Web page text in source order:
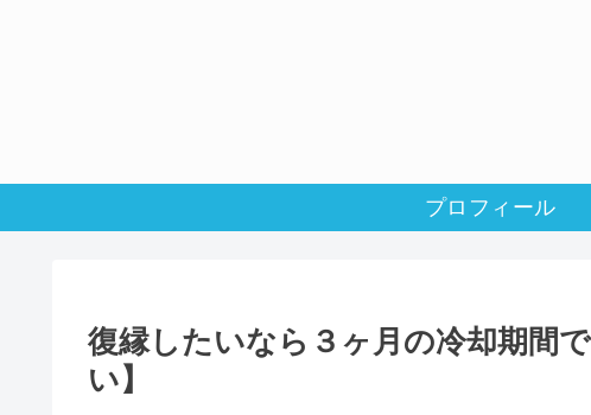
プロフィール
復縁したいなら３ヶ月の冷却期間
い】